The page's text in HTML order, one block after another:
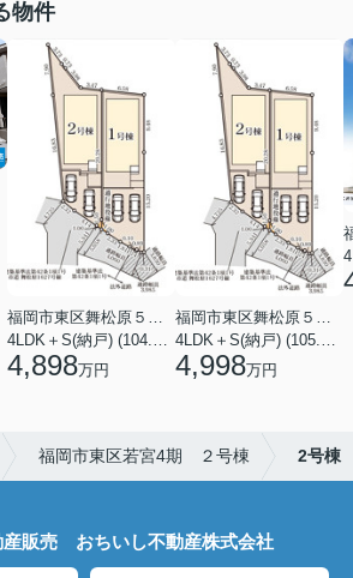
物件
福岡市東区舞松原５丁目
4LDK＋S(納戸) (104.08㎡)
4,898万円
福岡市東区舞松原５丁目
4LDK＋S(納戸) (105.70㎡)
4,998万円
福岡市東区若宮4期 ２号棟 2号棟
産販売 おちいし不動産株式会社